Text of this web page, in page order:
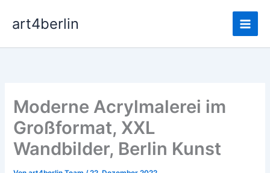
Inhaltart4berlin
Main
Moderne Acrylmalerei im
Großformat, XXL
Wandbilder, Berlin Kunst